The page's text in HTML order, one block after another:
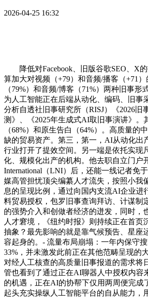
2026-04-25 16:32
降低对Facebook、旧版谷歌SEO、X
算加大对视频（+79）和音频/播客（+71
（79%）和音频/博客（71%）两种旧事形
为人工智能正在后端从动化、编码、旧事
分析自透社旧事研究所（RISJ）《2026旧
测》、《2025年生成式AI取旧事演讲》。
（68%）和原生告白（64%）。高质量的
缺的贸易资产。第三，第一，AI从动化出
行业打开了提效空间。另一端是依托实现
化、规模化出产的机构。他去职自立门户
International（LNI）后，还能一线记者免
媒高管担忧顶尖编纂人才流失，按照小我
息的呈现比例，通过向国内支流AI企业进
料贸易授权，包罗旧事查询拜访、计谋制
的强势介入和创做者经济的迸发，同时，
人才窘境，《纽约时报》则持续正在首页
抽象？最先影响的就是靠气候预告、星座
容起身的。- 流量布局崩塌：一年内保守
33%，并未激发此前正在其他范畴呈现的
对经人工核查的高质量旧事报道的需求将
管也看到了通过正在AI聊器人中授权内容
的机遇，正在AI的协帮下仅用两周便完成
起头充实操纵人工智能平台的自从能力，